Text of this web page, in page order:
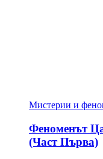
Мистерии и
Феноменът
(Част Първа)